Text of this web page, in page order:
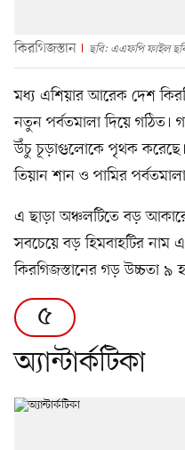
কিরগিজস্তান ছবি: এএফপি ফাইল
মধ্য এশিয়ার আরেক দেশ
নতুন পর্বতমালা দিয়ে
উঁচু চূড়াগুলোকে পৃথক
তিয়ান শান ও পামির
এ ছাড়া অঞ্চলটিতে বড়
সবচেয়ে বড় হিমবাহটির নাম
কিরগিজস্তানের গড় উচ্চতা ৯
৫
অ্যান্টার্কটিকা